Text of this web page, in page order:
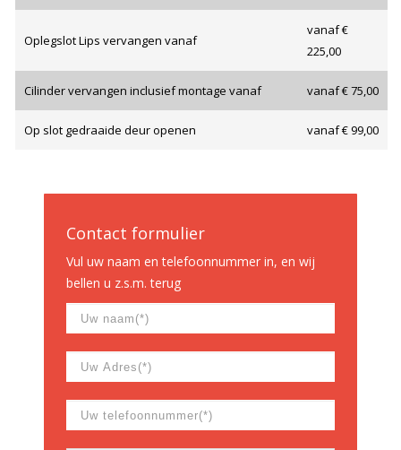
Oplegslot Lips vervangen vanaf
vanaf €
225,00
Cilinder vervangen inclusief montage vanaf vanaf € 75,00
Op slot gedraaide deur openen vanaf € 99,00
Contact formulier
Vul uw naam en telefoonnummer in, en wij
bellen u z.s.m. terug